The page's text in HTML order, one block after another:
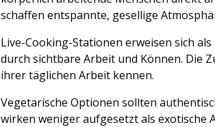
schaffen entspannte, gesellige
Live-Cooking-Stationen erweisen sich
durch sichtbare Arbeit und Können. Die
ihrer täglichen Arbeit kennen.
Vegetarische Optionen sollten
wirken weniger aufgesetzt als exotische